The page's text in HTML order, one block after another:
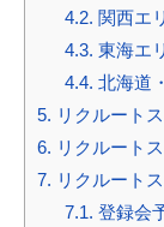
4.2. 関西エ
4.3. 東海エ
4.4. 北海道
5. リクルート
6. リクルート
7. リクルート
7.1. 登録会